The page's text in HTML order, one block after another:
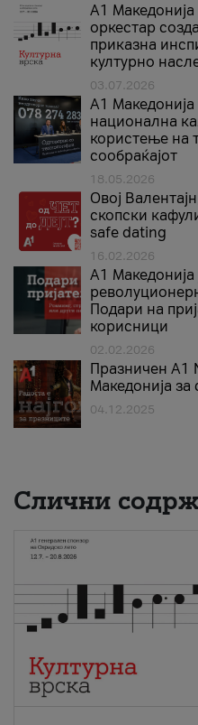
А1
оркестар
приказна
културно
03.07.2026
A1
национална
користење на
сообраќајот
18.05.2026
Овој
скопски
safe dating
16.02.2026
А1 Македонија
Подари на
корисници
02.02.2026
Празничен A1
Македонија
04.12.2025
Слични